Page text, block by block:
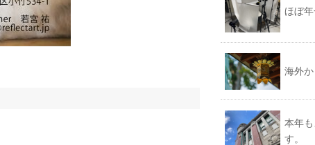
ほぼ
海外
本年
す。